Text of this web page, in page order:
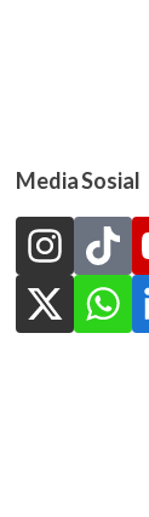
Media Sosial